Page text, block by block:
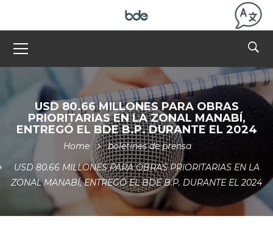
USD 80.66 MILLONES PARA OBRAS
PRIORITARIAS EN LA ZONAL MANABÍ,
ENTREGÓ EL BDE B.P. DURANTE EL 2024
Home
boletines de prensa
USD 80.66 MILLONES PARA OBRAS PRIORITARIAS EN LA
ZONAL MANABÍ, ENTREGÓ EL BDE B.P. DURANTE EL 2024